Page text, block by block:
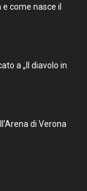
come nasce il
a „Il diavolo in
di Verona